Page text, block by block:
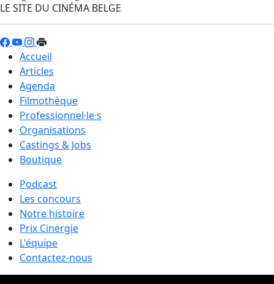
LE SITE DU CINÉMA BELGE
Accueil
Articles
Agenda
Filmothèque
Professionnel·le·s
Organisations
Castings & Jobs
Boutique
Podcast
Les concours
Notre histoire
Prix Cinergie
L'équipe
Contactez-nous